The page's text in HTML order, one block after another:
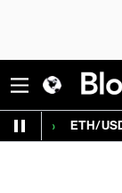
1,922.60